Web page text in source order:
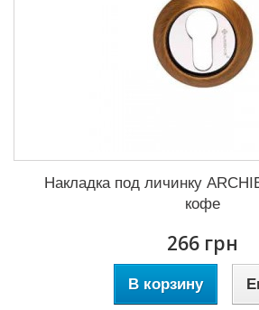
Накладка под личинку
кофе
266 грн
В корзину